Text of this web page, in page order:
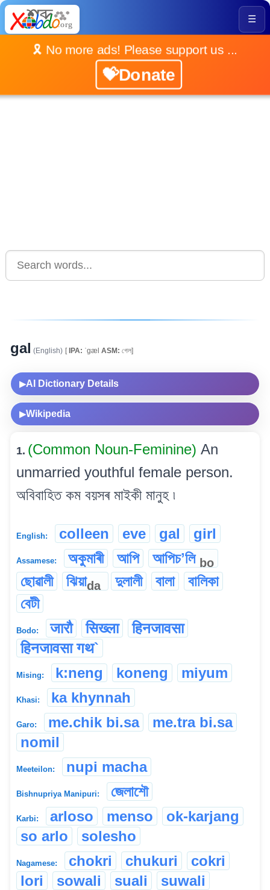
☰
🎗️ No more ads! Please support us ...
💝Donate
gal (English) [IPA: ˈgæl ASM: গেল]
▶AI Dictionary Details
▶Wikipedia
1. (Common Noun-Feminine) An
unmarried youthful female person.
অবিবাহিত কম বয়সৰ মাইকী মানুহ ৷
English: colleen eve gal girl
Assamese: অকুমাৰী আপি আপিচʼলি bo
ছোৱালী ঝিয়াda দুলালী বালা
বালিকা
বেটী
Bodo: जारौ सिख्ला
हिनजावसा
हिनजावसा गथ`
Mising: k:neng koneng miyum
Khasi: ka khynnah
Garo: me.chik bi.sa
me.tra bi.sa
nomil
Meeteilon: nupi macha
Bishnupriya Manipuri: জেলাশৌ
Karbi: arloso menso
ok-karjang
so arlo
solesho
Nagamese: chokri chukuri
cokri
lori
sowali suali suwali